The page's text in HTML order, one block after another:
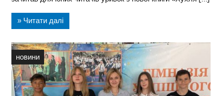
» Читати далі
новини